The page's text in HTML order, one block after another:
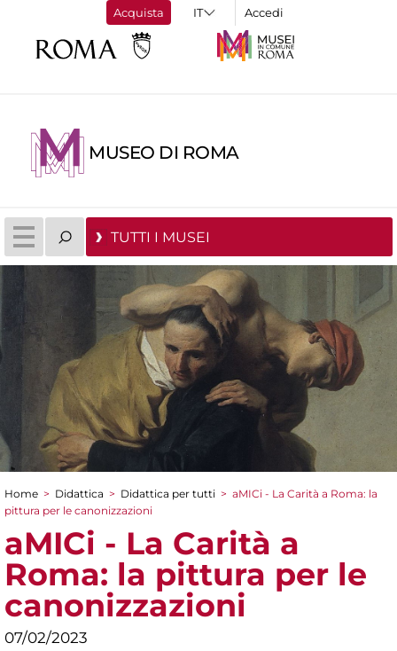
Acquista Accedi
MUSEO DI ROMA
TUTTI I MUSEI
Tu sei qui
Home > Didattica > Didattica per tutti > aMICi - La Carità a Roma: la
pittura per le canonizzazioni
aMICi - La Carità a
Roma: la pittura per le
canonizzazioni
07/02/2023